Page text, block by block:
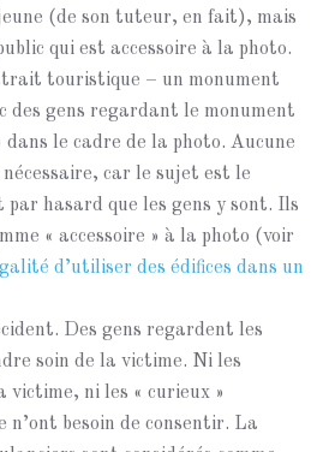
(de son tuteur, en fait), mais
qui est accessoire à la photo.
touristique – un monument
des gens regardant le monument
dans le cadre de la photo. Aucune
car le sujet est le
par hasard que les gens y sont. Ils
« accessoire » à la photo (voir
d’utiliser des édifices dans un
Des gens regardent les
soin de la victime. Ni les
victime, ni les « curieux »
n’ont besoin de consentir. La